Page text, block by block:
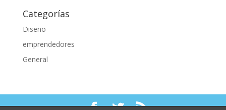
Categorías
Diseño
emprendedores
General